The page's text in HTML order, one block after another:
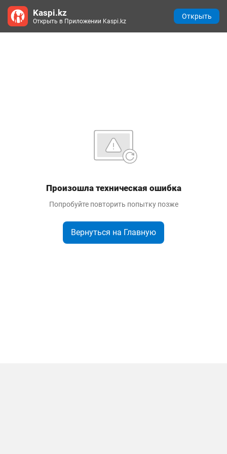
Произошла техническая ошибка
Попробуйте повторить попытку позже
Вернуться на Главную
Kaspi.kz
Открыть в Приложении Kaspi.kz
Открыть